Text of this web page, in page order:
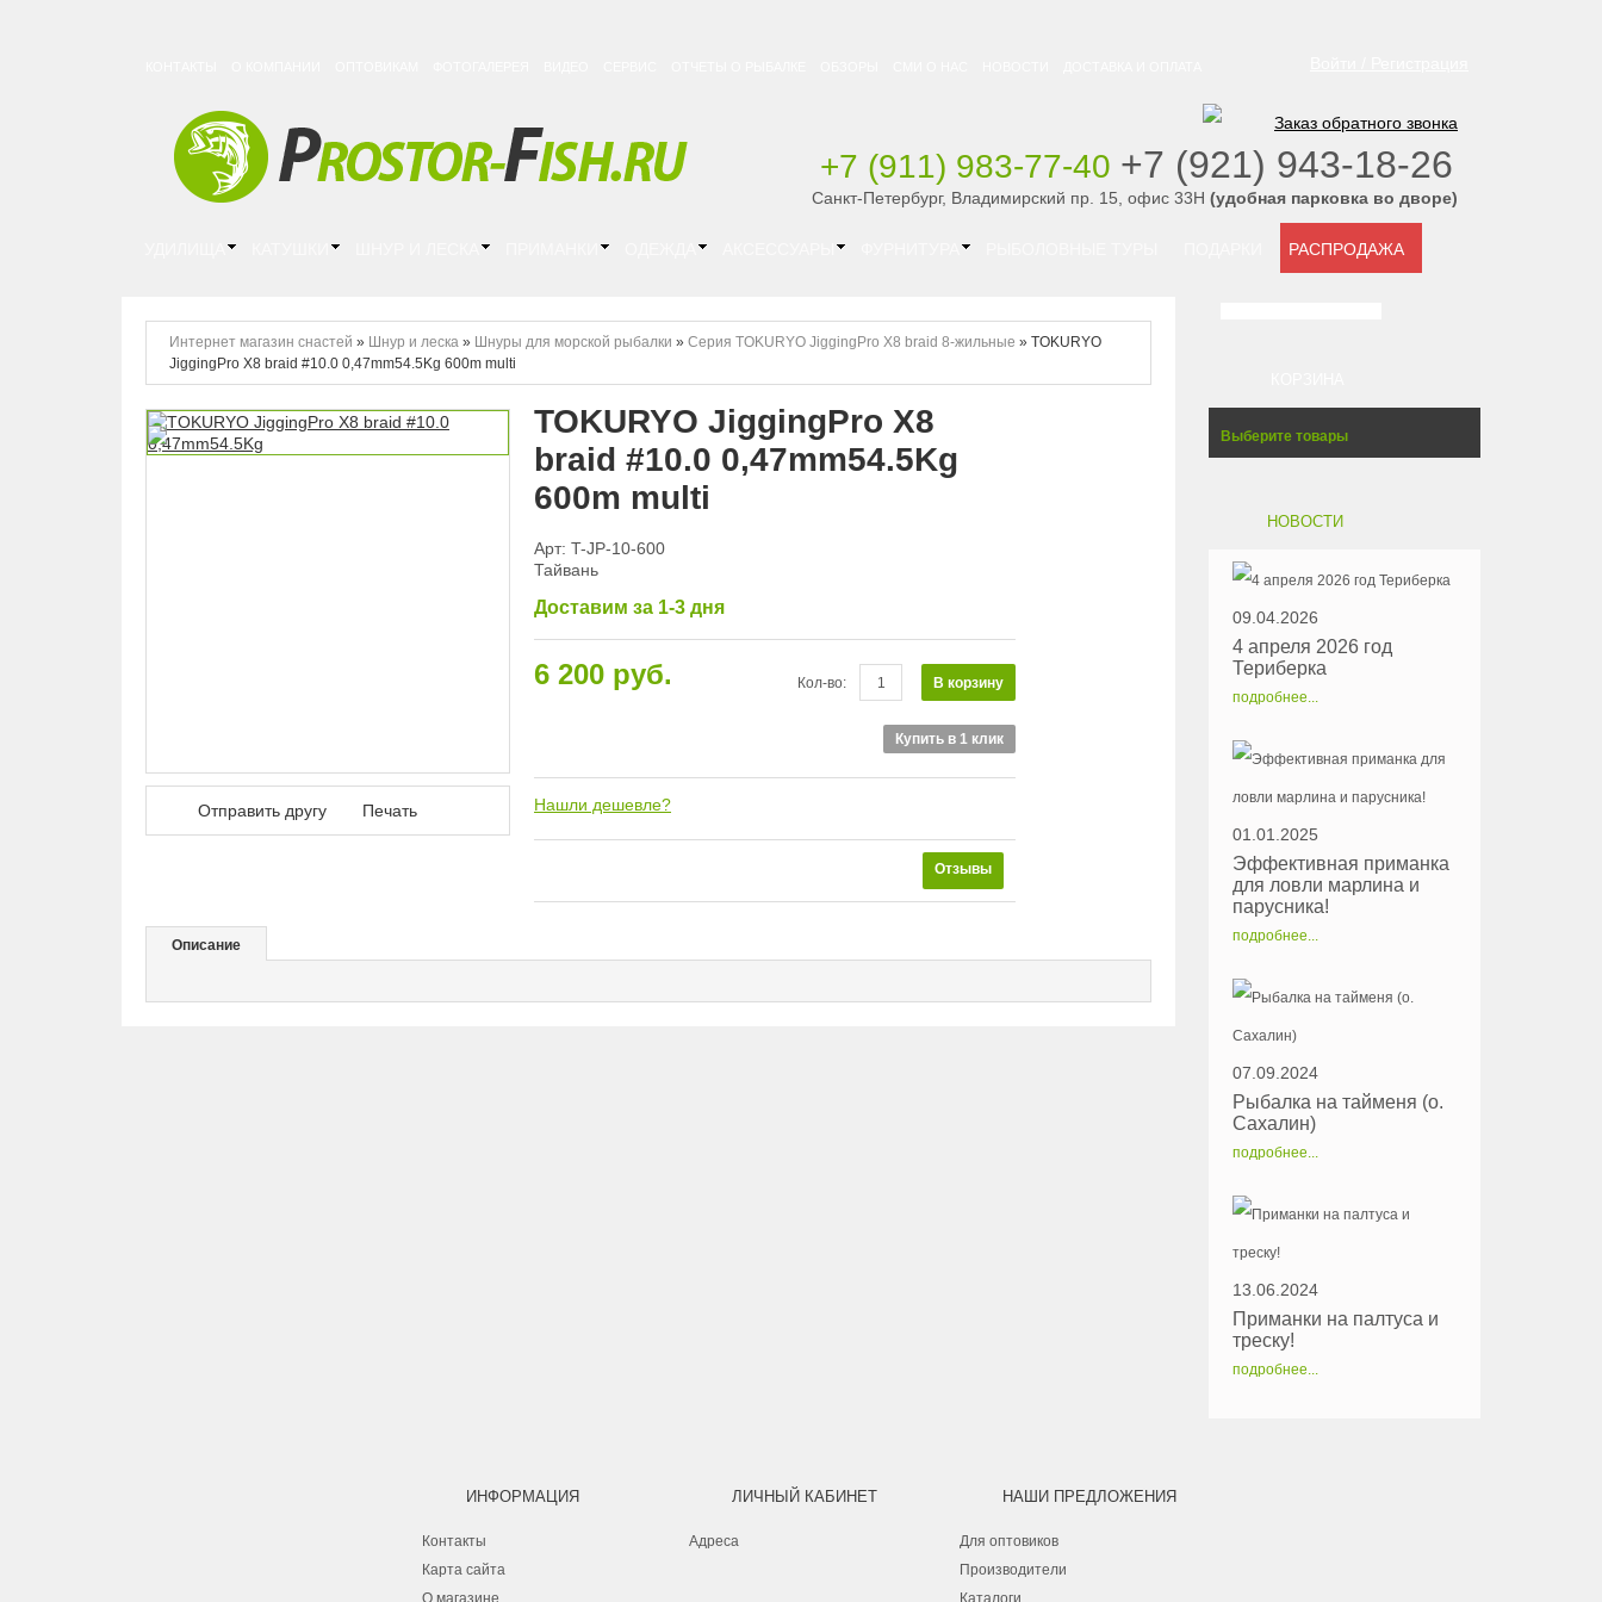
РАСПРОДАЖА
Заказ обратного звонка
+7 (911) 983-77-40 ‭+7 (921) 943-18-26
Санкт-Петербург, Владимирский пр. 15, офис 33Н (удобная парковка во дворе)
Интернет магазин снастей » Шнур и леска » Шнуры для морской рыбалки » Серия TOKURYO JiggingPro X8 braid 8-жильные » TOKURYO
JiggingPro X8 braid #10.0 0,47mm54.5Kg 600m multi
Отправить другу Печать
TOKURYO JiggingPro X8
braid #10.0 0,47mm54.5Kg
600m multi
Арт: T-JP-10-600
Тайвань
Доставим за 1-3 дня
6 200 руб. В корзину
Кол-во:
Купить в 1 клик
Нашли дешевле?
Отзывы
Описание
Выберите товары
НОВОСТИ
09.04.2026
4 апреля 2026 год
Териберка
подробнее...
01.01.2025
Эффективная приманка
для ловли марлина и
парусника!
подробнее...
07.09.2024
Рыбалка на тайменя (о.
Сахалин)
подробнее...
13.06.2024
Приманки на палтуса и
треску!
подробнее...
ИНФОРМАЦИЯ
Контакты
Карта сайта
О магазине
ЛИЧНЫЙ КАБИНЕТ
Адреса
НАШИ ПРЕДЛОЖЕНИЯ
Для оптовиков
Производители
Каталоги